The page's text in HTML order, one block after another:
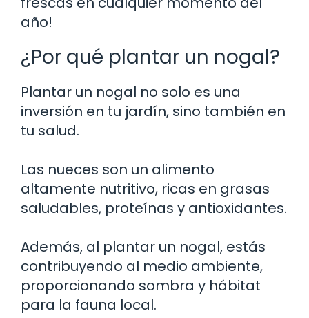
año!
¿Por qué plantar un nogal?
Plantar un nogal no solo es una
inversión en tu jardín, sino también en
tu salud.
Las nueces son un alimento
altamente nutritivo, ricas en grasas
saludables, proteínas y antioxidantes.
Además, al plantar un nogal, estás
contribuyendo al medio ambiente,
proporcionando sombra y hábitat
para la fauna local.